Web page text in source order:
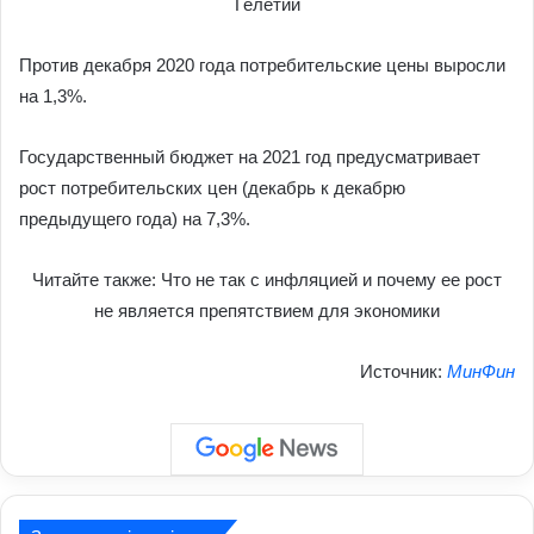
Гелетий
Против декабря 2020 года потребительские цены выросли
на 1,3%.
Государственный бюджет на 2021 год предусматривает
рост потребительских цен (декабрь к декабрю
предыдущего года) на 7,3%.
Читайте также: Что не так с инфляцией и почему ее рост
не является препятствием для экономики
Источник: МинФин